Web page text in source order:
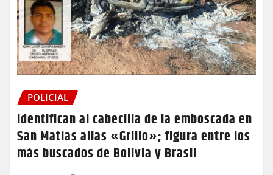
POLICIAL
Identifican al cabecilla de la emboscada en
San Matías alias «Grillo»; figura entre los
más buscados de Bolivia y Brasil